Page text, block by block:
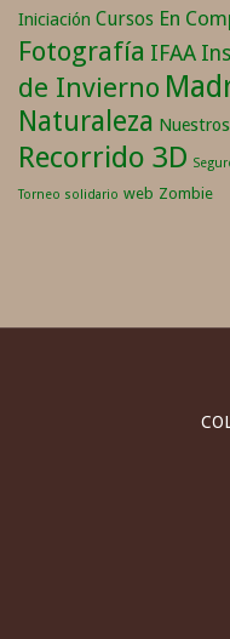
Iniciación Cursos En
Fotografía IFAA
de Invierno
Naturaleza
Recorrido 3D
Torneo solidario web Zombie